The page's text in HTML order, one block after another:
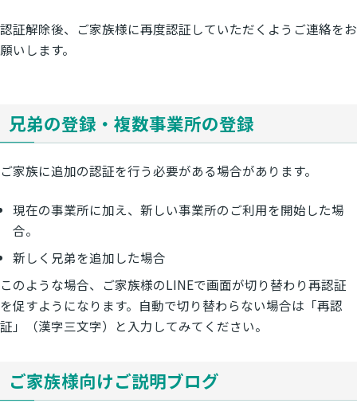
認証解除後、ご家族様に再度認証していただくようご連絡をお
願いします。
兄弟の登録・複数事業所の登録
ご家族に追加の認証を行う必要がある場合があります。
現在の事業所に加え、新しい事業所のご利用を開始した場
合。
新しく兄弟を追加した場合
このような場合、ご家族様のLINEで画面が切り替わり再認証
を促すようになります。自動で切り替わらない場合は「再認
証」（漢字三文字）と入力してみてください。
ご家族様向けご説明ブログ